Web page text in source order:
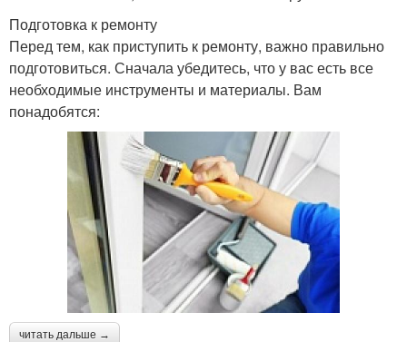
Подготовка к ремонту
Перед тем, как приступить к ремонту, важно правильно
подготовиться. Сначала убедитесь, что у вас есть все
необходимые инструменты и материалы. Вам
понадобятся:
читать дальше →